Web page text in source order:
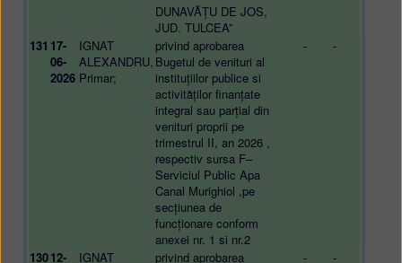
DUNAVĂȚU DE JOS,
JUD. TULCEA”
131 17-
06-
2026
IGNAT
ALEXANDRU,
Primar;
privind aprobarea
Bugetul de venituri al
instituțiilor publice si
activităților finanțate
integral sau parțial din
venituri proprii pe
trimestrul II, an 2026 ,
respectiv sursa F–
Serviciul Public Apa
Canal Murighiol ,pe
secțiunea de
funcționare conform
anexei nr. 1 si nr.2
- -
13012-
IGNAT
privind aprobarea
- -